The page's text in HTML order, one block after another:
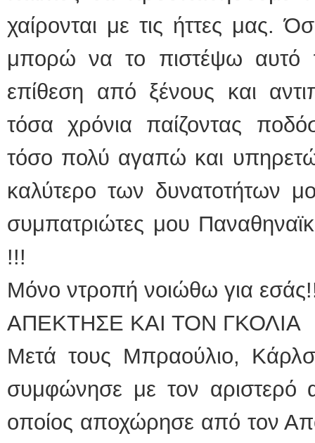
χαίρονται με τις ήττες μας.
μπορώ να το πιστέψω αυτό
επίθεση από ξένους και
τόσα χρόνια παίζοντας
τόσο πολύ αγαπώ και
καλύτερο των δυνατοτήτων
συμπατριώτες μου
!!!
Μόνο ντροπή νοιώθω για
ΑΠΕΚΤΗΣΕ ΚΑΙ ΤΟΝ ΓΚΟΛΙΑ
Μετά τους Μπραούλιο,
συμφώνησε με τον αριστερό
οποίος αποχώρησε από τον